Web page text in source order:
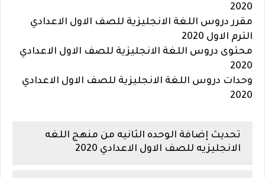
2020
مقرر دروس اللغة الانجليزية للصف الاول الاعدادي
الترم الاول 2020
محتوى دروس اللغة الانجليزية للصف الاول الاعدادي
2020
وحدات دروس اللغة الانجليزية للصف الاول الاعدادي
2020
تحديث إضافة الوحده الثانيه من منهج اللغه
الانجليزيه للصف الاول الاعدادي 2020